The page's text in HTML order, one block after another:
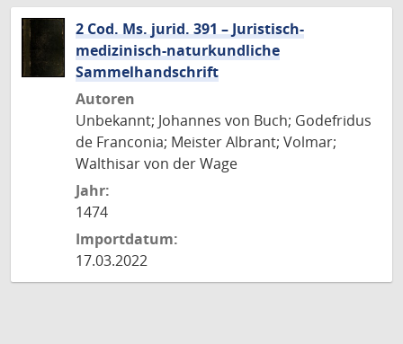
2 Cod. Ms. jurid. 391 – Juristisch-
medizinisch-naturkundliche
Sammelhandschrift
Autoren
Unbekannt; Johannes von Buch; Godefridus
de Franconia; Meister Albrant; Volmar;
Walthisar von der Wage
Jahr:
1474
Importdatum:
17.03.2022